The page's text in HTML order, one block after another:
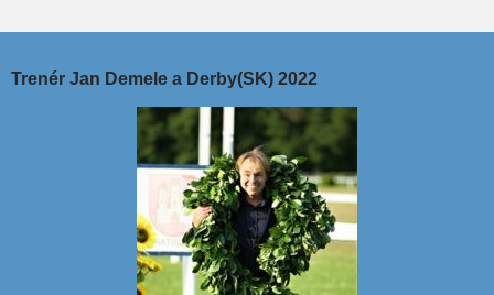
Trenér Jan Demele a Derby(SK) 2022